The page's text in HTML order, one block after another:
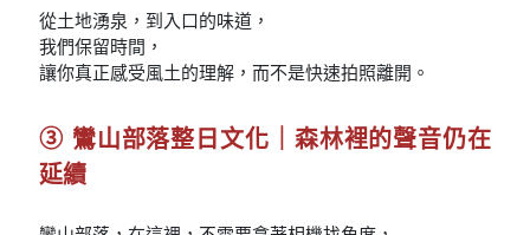
從土地湧泉，到入口的味道，
我們保留時間，
讓你真正感受風土的理解，而不是快速拍照離開。
③ 鸞山部落整日文化｜森林裡的聲音仍在
延續